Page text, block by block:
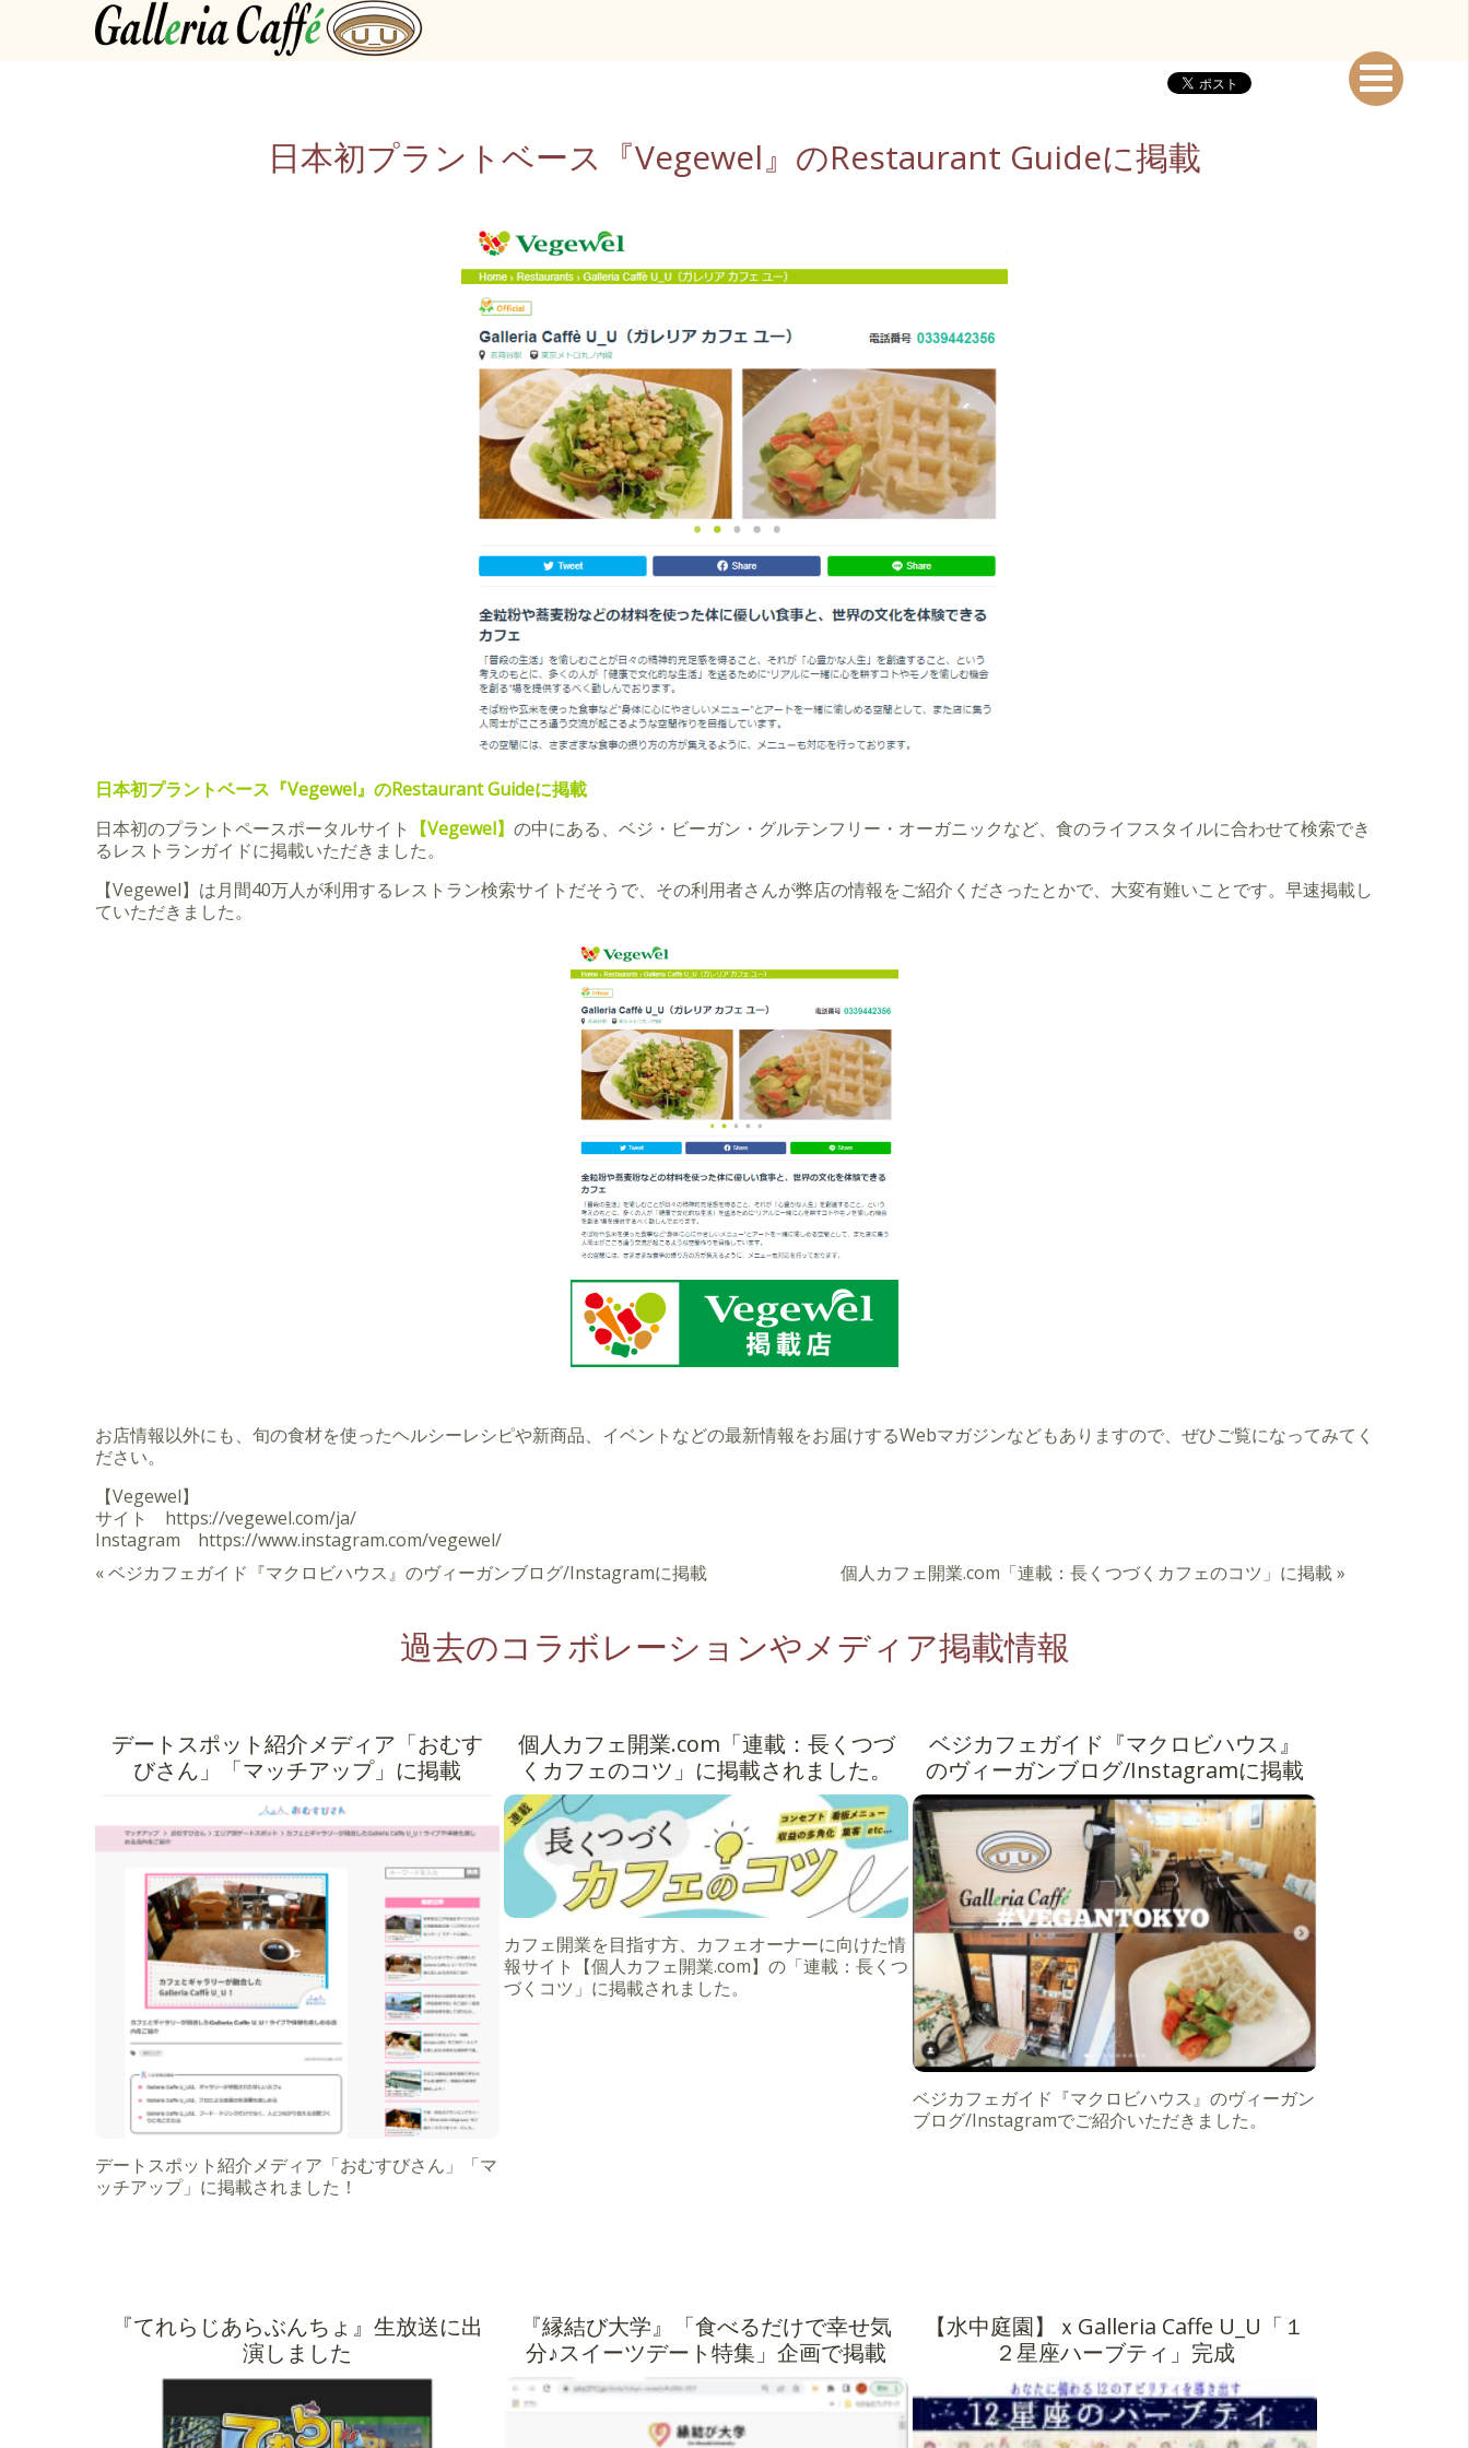
日本初プラントベース『Vegewel』のRestaurant Guideに掲載
日本初プラントベース『Vegewel』のRestaurant Guideに掲載
日本初のプラントペースポータルサイト
【Vegewel】 の中にある、ベジ・ビーガン・グルテンフリー・オーガニックなど、食のライフスタイルに合わせて検索でき
るレストランガイドに掲載いただきました。
【Vegewel】は月間40万人が利用するレストラン検索サイトだそうで、その利用者さんが弊店の情報をご紹介くださったとかで、大変有難いことです。早速掲載し
ていただきました。
お店情報以外にも、旬の食材を使ったヘルシーレシピや新商品、イベントなどの最新情報をお届けするWebマガジンなどもありますので、ぜひご覧になってみてく
ださい。
【Vegewel】
サイト https://vegewel.com/ja/
Instagram https://www.instagram.com/vegewel/
«ベジカフェガイド『マクロビハウス』のヴィーガンブログ/Instagramに掲載 個人カフェ開業.com「連載：長くつづくカフェのコツ」に掲載»
過去のコラボレーションやメディア掲載情報
デートスポット紹介メディア「おむす
びさん」「マッチアップ」に掲載
デートスポット紹介メディア「おむすびさん」「マ
ッチアップ」に掲載されました！
個人カフェ開業.com「連載：長くつづ
くカフェのコツ」に掲載されました。
カフェ開業を目指す方、カフェオーナーに向けた情
報サイト【個人カフェ開業.com】の「連載：長くつ
づくコツ」に掲載されました。
ベジカフェガイド『マクロビハウス』
のヴィーガンブログ/Instagramに掲載
ベジカフェガイド『マクロビハウス』のヴィーガン
ブログ/Instagramでご紹介いただきました。
『てれらじあらぶんちょ』生放送に出
演しました
『縁結び大学』「食べるだけで幸せ気
分♪スイーツデート特集」企画で掲載
【水中庭園】ｘGalleria Caffe U_U「１
２星座ハーブティ」完成